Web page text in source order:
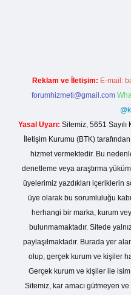
Reklam ve İletişim: E-mail:
forumhizmeti@gmail.com
Yasal Uyarı: Sitemiz, 5651
İletişim Kurumu (BTK)
hizmet vermektedir. Bu
denetleme veya araştırma
üyelerimiz yazdıkları içeriklerin
üye olarak bu sorumluluğu
herhangi bir marka, kurum
bulunmamaktadır. Sitede
paylaşılmaktadır. Burada yer
olup, gerçek kurum ve kişiler
Gerçek kurum ve kişiler ile
Sitemiz, kar amacı gütmeyen